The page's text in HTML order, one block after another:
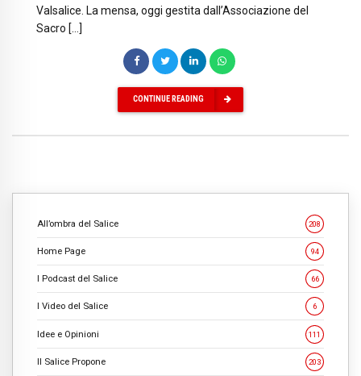
Valsalice. La mensa, oggi gestita dall’Associazione del
Sacro […]
CONTINUE READING
All’ombra del Salice 208
Home Page 94
I Podcast del Salice 66
I Video del Salice 6
Idee e Opinioni 111
Il Salice Propone 203